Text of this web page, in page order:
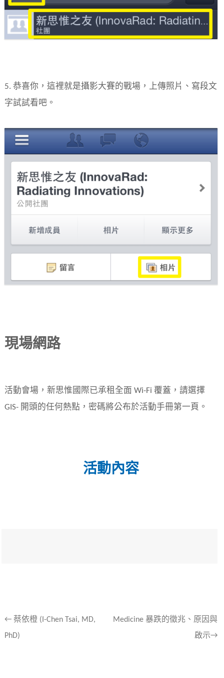
5. 恭喜你，這裡就是攝影大賽的戰場，上傳照片、寫段文
字試試看吧。
現場網路
活動會場，新思惟國際已承租全面 Wi-Fi 覆蓋，請選擇
GIS- 開頭的任何熱點，密碼將公布於活動手冊第一頁。
活動內容
文
章
← 蔡依橙 (I-Chen Tsai, MD,
PhD)
Medicine 暴跌的徵兆、原因與
啟示→